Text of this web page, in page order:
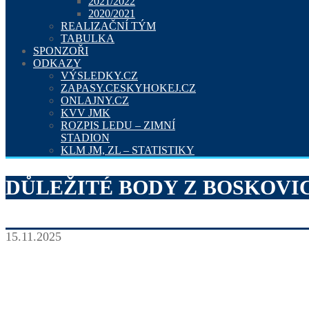
2020/2021
REALIZAČNÍ TÝM
TABULKA
SPONZOŘI
ODKAZY
VÝSLEDKY.CZ
ZAPASY.CESKYHOKEJ.CZ
ONLAJNY.CZ
KVV JMK
ROZPIS LEDU – ZIMNÍ
STADION
KLM JM, ZL – STATISTIKY
DŮLEŽITÉ BODY Z
15.11.2025